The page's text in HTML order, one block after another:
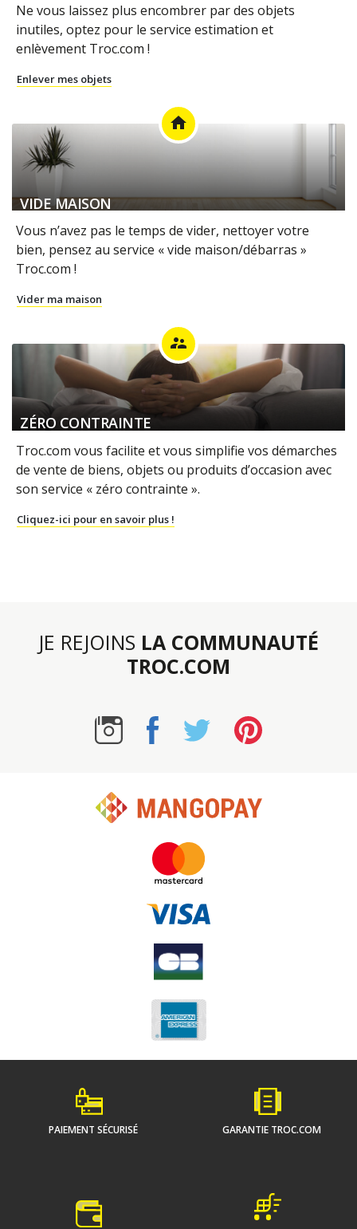
Ne vous laissez plus encombrer par des objets
inutiles, optez pour le service estimation et
enlèvement Troc.com !
Enlever mes objets
home
VIDE MAISON
Vous n’avez pas le temps de vider, nettoyer votre
bien, pensez au service « vide maison/débarras »
Troc.com !
Vider ma maison
supervisor_account
ZÉRO CONTRAINTE
Troc.com vous facilite et vous simplifie vos démarches
de vente de biens, objets ou produits d’occasion avec
son service « zéro contrainte ».
Cliquez-ici pour en savoir plus !
JE REJOINS LA COMMUNAUTÉ
TROC.COM
PAIEMENT SÉCURISÉ GARANTIE TROC.COM